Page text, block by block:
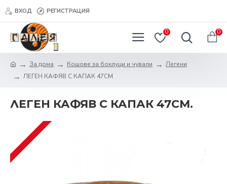
ВХОД РЕГИСТРАЦИЯ
0 0
За дома Кошове за боклуци и чували
Легени
ЛЕГЕН КАФЯВ С КАПАК 47СМ.
ЛЕГЕН КАФЯВ С КАПАК 47СМ.